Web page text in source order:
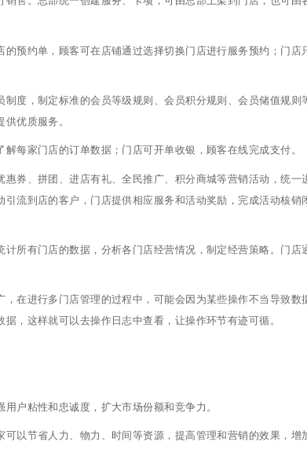
预约单，顾客可在店铺通过选择切换门店进行服务预约；门店
度，制定标准的会员等级规则、会员积分规则、会员储值规则
优质服务。
每家门店的订单数据；门店可开单收银，顾客在线完成支付。
券、拼团、进店有礼、全民推广、积分商城等营销活动，统一
流到店的客户，门店提供相应服务和活动奖励，完成活动核销
所有门店的数据，分析各门店经营情况，制定经营策略。门店
在进行多门店管理的过程中，可能会因为某些操作不当导致数
，这样就可以去操作日志中查看，让操作环节有迹可循。
户粘性和忠诚度，扩大市场份额和竞争力。
以节省人力、物力、时间等资源，提高管理和营销的效果，增